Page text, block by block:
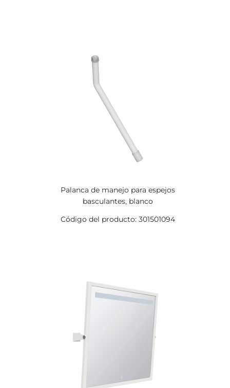
Palanca de manejo para espejos
basculantes, blanco
Código del producto: 301501094